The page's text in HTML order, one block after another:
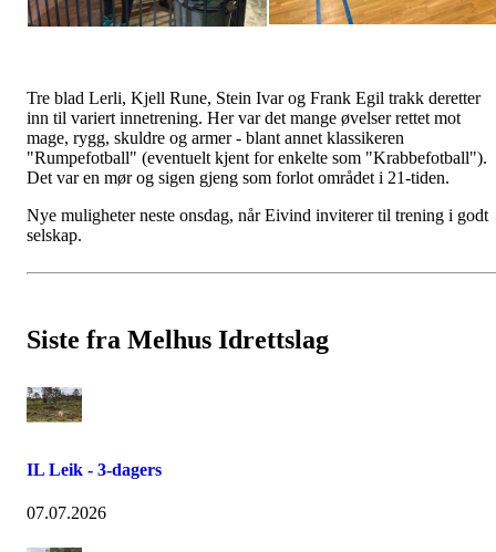
Tre blad Lerli, Kjell Rune, Stein Ivar og Frank Egil trakk deretter
inn til variert innetrening. Her var det mange øvelser rettet mot
mage, rygg, skuldre og armer - blant annet klassikeren
"Rumpefotball" (eventuelt kjent for enkelte som "Krabbefotball").
Det var en mør og sigen gjeng som forlot området i 21-tiden.
Nye muligheter neste onsdag, når Eivind inviterer til trening i godt
selskap.
Siste fra Melhus Idrettslag
IL Leik - 3-dagers
07.07.2026